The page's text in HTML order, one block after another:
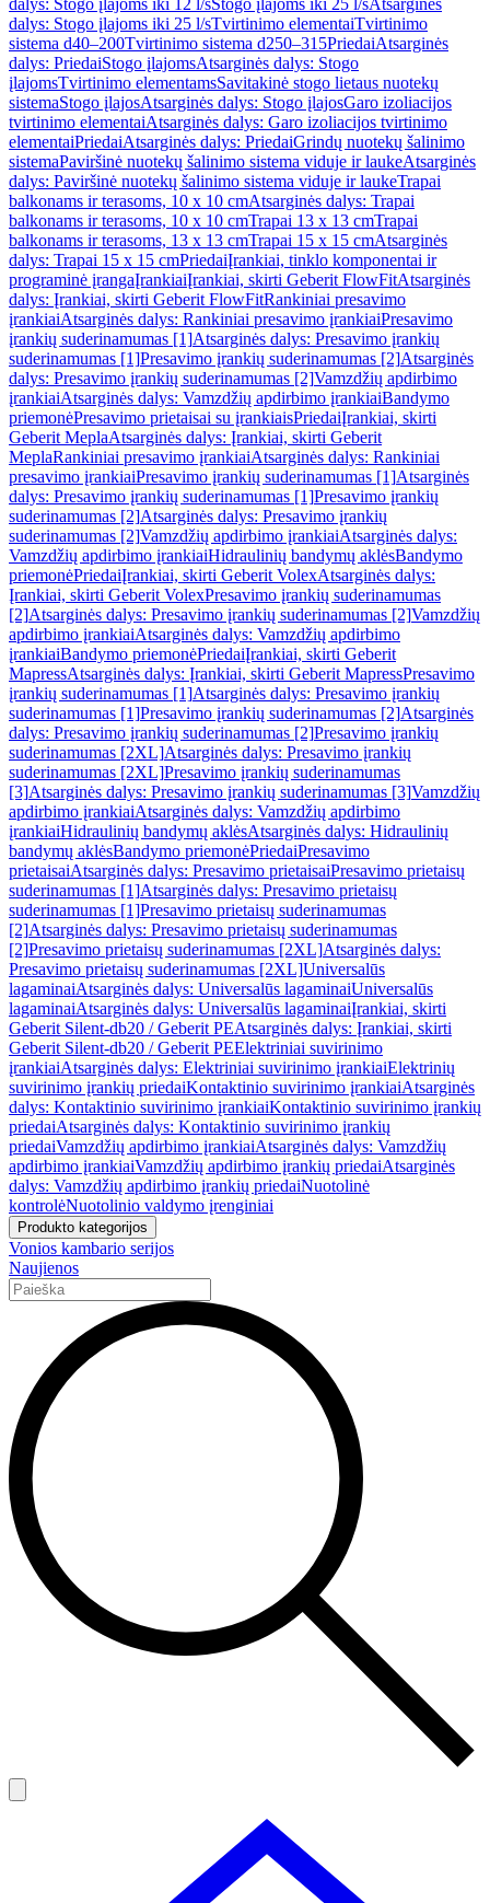
dalys: Stogo įlajoms iki 12 l/sStogo įlajoms iki 25 l/sAtsarginės
dalys: Stogo įlajoms iki 25 l/sTvirtinimo elementaiTvirtinimo
sistema d40–200Tvirtinimo sistema d250–315PriedaiAtsarginės
dalys: PriedaiStogo įlajomsAtsarginės dalys: Stogo
įlajomsTvirtinimo elementamsSavitakinė stogo lietaus nuotekų
sistemaStogo įlajosAtsarginės dalys: Stogo įlajosGaro izoliacijos
tvirtinimo elementaiAtsarginės dalys: Garo izoliacijos tvirtinimo
elementaiPriedaiAtsarginės dalys: PriedaiGrindų nuotekų šalinimo
sistemaPaviršinė nuotekų šalinimo sistema viduje ir laukeAtsarginės
dalys: Paviršinė nuotekų šalinimo sistema viduje ir laukeTrapai
balkonams ir terasoms, 10 x 10 cmAtsarginės dalys: Trapai
balkonams ir terasoms, 10 x 10 cmTrapai 13 x 13 cmTrapai
balkonams ir terasoms, 13 x 13 cmTrapai 15 x 15 cmAtsarginės
dalys: Trapai 15 x 15 cmPriedaiĮrankiai, tinklo komponentai ir
programinė įrangaĮrankiaiĮrankiai, skirti Geberit FlowFitAtsarginės
dalys: Įrankiai, skirti Geberit FlowFitRankiniai presavimo
įrankiaiAtsarginės dalys: Rankiniai presavimo įrankiaiPresavimo
įrankių suderinamumas [1]Atsarginės dalys: Presavimo įrankių
suderinamumas [1]Presavimo įrankių suderinamumas [2]Atsarginės
dalys: Presavimo įrankių suderinamumas [2]Vamzdžių apdirbimo
įrankiaiAtsarginės dalys: Vamzdžių apdirbimo įrankiaiBandymo
priemonėPresavimo prietaisai su įrankiaisPriedaiĮrankiai, skirti
Geberit MeplaAtsarginės dalys: Įrankiai, skirti Geberit
MeplaRankiniai presavimo įrankiaiAtsarginės dalys: Rankiniai
presavimo įrankiaiPresavimo įrankių suderinamumas [1]Atsarginės
dalys: Presavimo įrankių suderinamumas [1]Presavimo įrankių
suderinamumas [2]Atsarginės dalys: Presavimo įrankių
suderinamumas [2]Vamzdžių apdirbimo įrankiaiAtsarginės dalys:
Vamzdžių apdirbimo įrankiaiHidraulinių bandymų aklėsBandymo
priemonėPriedaiĮrankiai, skirti Geberit VolexAtsarginės dalys:
Įrankiai, skirti Geberit VolexPresavimo įrankių suderinamumas
[2]Atsarginės dalys: Presavimo įrankių suderinamumas [2]Vamzdžių
apdirbimo įrankiaiAtsarginės dalys: Vamzdžių apdirbimo
įrankiaiBandymo priemonėPriedaiĮrankiai, skirti Geberit
MapressAtsarginės dalys: Įrankiai, skirti Geberit MapressPresavimo
įrankių suderinamumas [1]Atsarginės dalys: Presavimo įrankių
suderinamumas [1]Presavimo įrankių suderinamumas [2]Atsarginės
dalys: Presavimo įrankių suderinamumas [2]Presavimo įrankių
suderinamumas [2XL]Atsarginės dalys: Presavimo įrankių
suderinamumas [2XL]Presavimo įrankių suderinamumas
[3]Atsarginės dalys: Presavimo įrankių suderinamumas [3]Vamzdžių
apdirbimo įrankiaiAtsarginės dalys: Vamzdžių apdirbimo
įrankiaiHidraulinių bandymų aklėsAtsarginės dalys: Hidraulinių
bandymų aklėsBandymo priemonėPriedaiPresavimo
prietaisaiAtsarginės dalys: Presavimo prietaisaiPresavimo prietaisų
suderinamumas [1]Atsarginės dalys: Presavimo prietaisų
suderinamumas [1]Presavimo prietaisų suderinamumas
[2]Atsarginės dalys: Presavimo prietaisų suderinamumas
[2]Presavimo prietaisų suderinamumas [2XL]Atsarginės dalys:
Presavimo prietaisų suderinamumas [2XL]Universalūs
lagaminaiAtsarginės dalys: Universalūs lagaminaiUniversalūs
lagaminaiAtsarginės dalys: Universalūs lagaminaiĮrankiai, skirti
Geberit Silent-db20 / Geberit PEAtsarginės dalys: Įrankiai, skirti
Geberit Silent-db20 / Geberit PEElektriniai suvirinimo
įrankiaiAtsarginės dalys: Elektriniai suvirinimo įrankiaiElektrinių
suvirinimo įrankių priedaiKontaktinio suvirinimo įrankiaiAtsarginės
dalys: Kontaktinio suvirinimo įrankiaiKontaktinio suvirinimo įrankių
priedaiAtsarginės dalys: Kontaktinio suvirinimo įrankių
priedaiVamzdžių apdirbimo įrankiaiAtsarginės dalys: Vamzdžių
apdirbimo įrankiaiVamzdžių apdirbimo įrankių priedaiAtsarginės
dalys: Vamzdžių apdirbimo įrankių priedaiNuotolinė
kontrolėNuotolinio valdymo įrenginiai
Produkto kategorijos
Vonios kambario serijos
Naujienos